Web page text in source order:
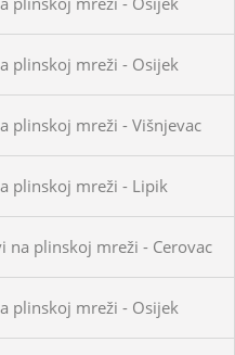
plinskoj mreži - Osijek
plinskoj mreži - Višnjevac
plinskoj mreži - Lipik
na plinskoj mreži - Cerovac
plinskoj mreži - Osijek